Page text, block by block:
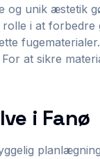
og unik æstetik
i at forbedre
at sikre
i Fanø